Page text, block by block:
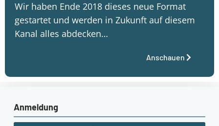
Wir haben Ende 2018 dieses neue Format
gestartet und werden in Zukunft auf diesem
Kanal alles abdecken…
Anschauen
Anmeldung